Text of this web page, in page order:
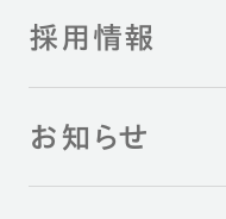
採用情報
お知らせ